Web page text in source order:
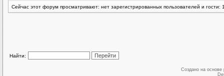
Сейчас этот форум просматривают: нет зарегистрированных пользователей и гости:
Найти:
Создано на основе